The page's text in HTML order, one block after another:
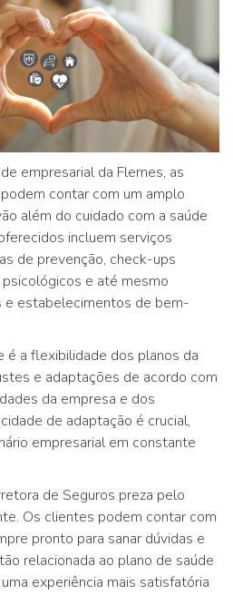
empresarial da Flemes, as
contar com um amplo
além do cuidado com a saúde
incluem serviços
de prevenção, check-ups
e até mesmo
e estabelecimentos de bem-
a flexibilidade dos planos da
e adaptações de acordo com
da empresa e dos
de adaptação é crucial,
empresarial em constante
de Seguros preza pelo
Os clientes podem contar com
pronto para sanar dúvidas e
relacionada ao plano de saúde
experiência mais satisfatória